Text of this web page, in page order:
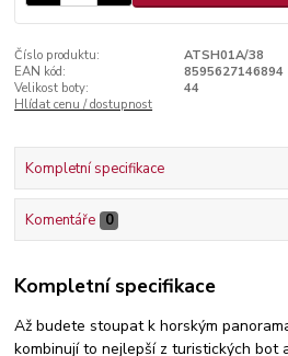
Číslo produktu:
ATSH01A/38
EAN kód:
8595627146894
Velikost boty:
44
Hlídat cenu / dostupnost
Kompletní specifikace
Komentáře 0
Kompletní specifikace
Až budete stoupat k horským
kombinují to nejlepší z turistických bot